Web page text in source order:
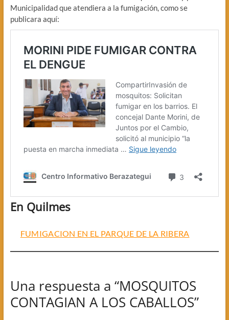
Municipalidad que atendiera a la fumigación, como se
publicara aquí:
En Quilmes
FUMIGACION EN EL PARQUE DE LA RIBERA
Una respuesta a “MOSQUITOS
CONTAGIAN A LOS CABALLOS”